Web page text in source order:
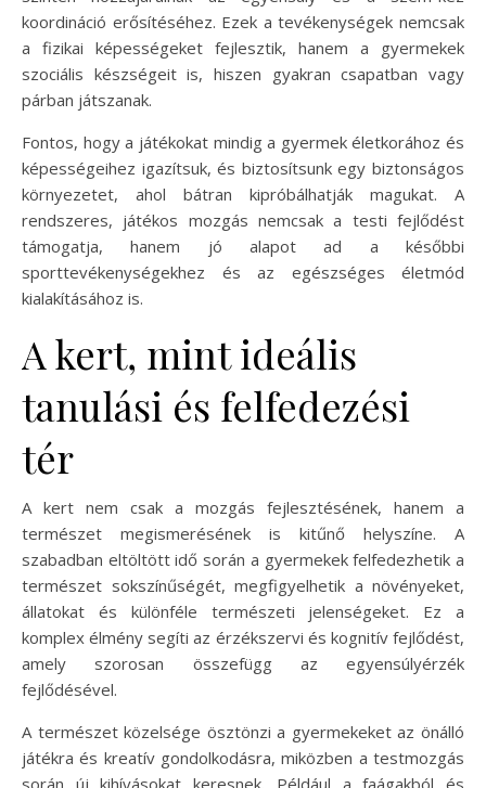
koordináció erősítéséhez. Ezek a tevékenységek nemcsak
a fizikai képességeket fejlesztik, hanem a gyermekek
szociális készségeit is, hiszen gyakran csapatban vagy
párban játszanak.
Fontos, hogy a játékokat mindig a gyermek életkorához és
képességeihez igazítsuk, és biztosítsunk egy biztonságos
környezetet, ahol bátran kipróbálhatják magukat. A
rendszeres, játékos mozgás nemcsak a testi fejlődést
támogatja, hanem jó alapot ad a későbbi
sporttevékenységekhez és az egészséges életmód
kialakításához is.
A kert, mint ideális
tanulási és felfedezési
tér
A kert nem csak a mozgás fejlesztésének, hanem a
természet megismerésének is kitűnő helyszíne. A
szabadban eltöltött idő során a gyermekek felfedezhetik a
természet sokszínűségét, megfigyelhetik a növényeket,
állatokat és különféle természeti jelenségeket. Ez a
komplex élmény segíti az érzékszervi és kognitív fejlődést,
amely szorosan összefügg az egyensúlyérzék
fejlődésével.
A természet közelsége ösztönzi a gyermekeket az önálló
játékra és kreatív gondolkodásra, miközben a testmozgás
során új kihívásokat keresnek. Például a faágakból és